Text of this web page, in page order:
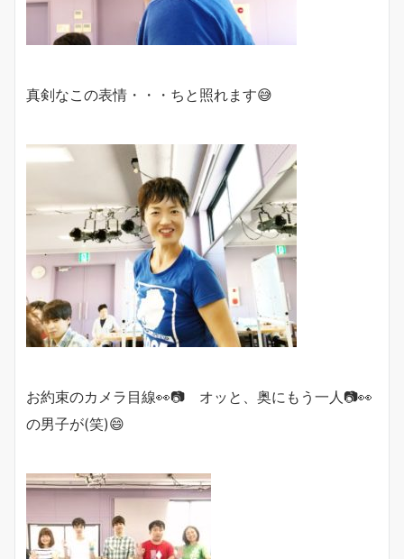
真剣なこの表情・・・ちと照れます😅
お約束のカメラ目線👀📷 オッと、奥にもう一人📷👀
の男子が(笑)😄